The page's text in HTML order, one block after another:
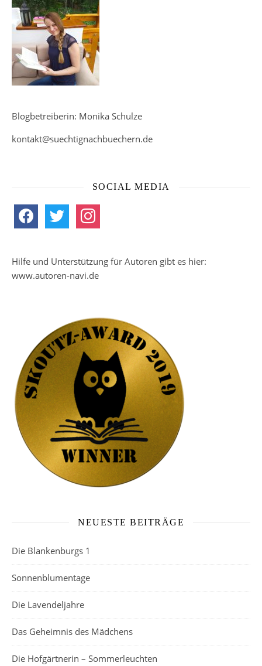
Blogbetreiberin: Monika Schulze
kontakt@suechtignachbuechern.de
SOCIAL MEDIA
facebook twitter instagram
Hilfe und Unterstützung für Autoren gibt es hier:
www.autoren-navi.de
NEUESTE BEITRÄGE
Die Blankenburgs 1
Sonnenblumentage
Die Lavendeljahre
Das Geheimnis des Mädchens
Die Hofgärtnerin – Sommerleuchten